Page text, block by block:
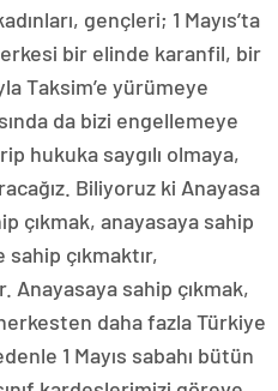
gençleri; 1 Mayıs’ta
bir elinde karanfil, bir
Taksim’e yürümeye
da bizi engellemeye
hukuka saygılı olmaya,
Biliyoruz ki Anayasa
çıkmak, anayasaya sahip
sahip çıkmaktır,
Anayasaya sahip çıkmak,
daha fazla Türkiye
1 Mayıs sabahı bütün